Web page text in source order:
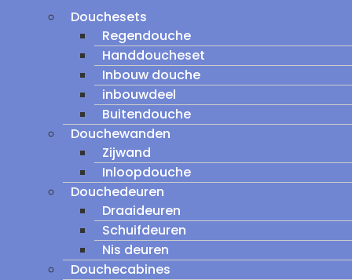
Douchesets
Regendouche
Handdoucheset
Inbouw douche
inbouwdeel
Buitendouche
Douchewanden
Zijwand
Inloopdouche
Douchedeuren
Draaideuren
Schuifdeuren
Nis deuren
Douchecabines